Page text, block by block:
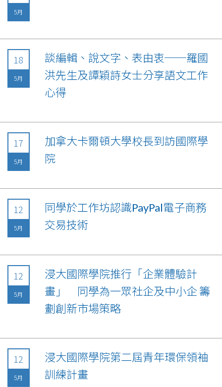
5月
18
5月
談編輯、說文字、表由衷──羅國
洪先生及譚穎詩女士分享語文工作
心得
17
5月
加拿大卡爾頓大學校長到訪國際學
院
12
5月
同學於工作坊認識PayPal電子商務
交易技術
12
5月
浸大國際學院推行「企業體驗計
畫」 同學為一眾社企及中小企 籌
劃創新市場策略
12
5月
浸大國際學院第二屆青年環保領袖
訓練計畫